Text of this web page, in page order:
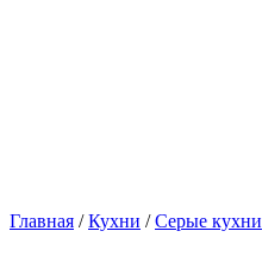
Главная /Кухни /Серые кухни